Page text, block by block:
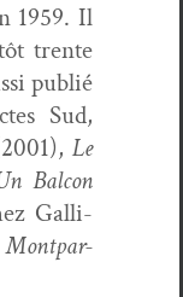
1959. Il
trente
pub­lié
Sud,
Le
Bal­con
Gal­li­